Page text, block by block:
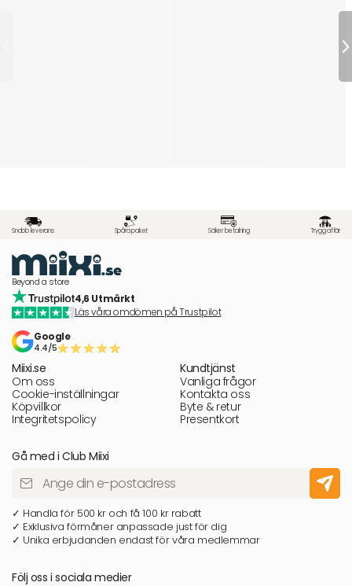
Snabb leverans Spåra paket Säker betalning Trygg affär
Beyond a store
4,6 Utmärkt
Läs våra omdömen på Trustpilot
Google
4.4/5
Miixi.se
Om oss
Cookie-inställningar
Köpvillkor
Integritetspolicy
Kundtjänst
Vanliga frågor
Kontakta oss
Byte & retur
Presentkort
Gå med i Club Miixi
✓ Handla för 500 kr och få 100 kr rabatt
✓ Exklusiva förmåner anpassade just för dig
✓ Unika erbjudanden endast för våra medlemmar
Följ oss i sociala medier